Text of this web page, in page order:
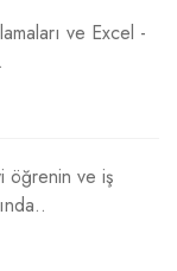
ve Excel -
öğrenin ve iş